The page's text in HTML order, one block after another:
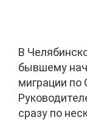
В
бывшему
миграции по
сразу по